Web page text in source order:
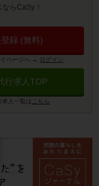
らCaSy！
録 (無料)
ページへ → ログイン
行求人TOP
求人一覧は こちら